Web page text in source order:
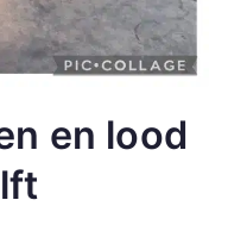
en lood